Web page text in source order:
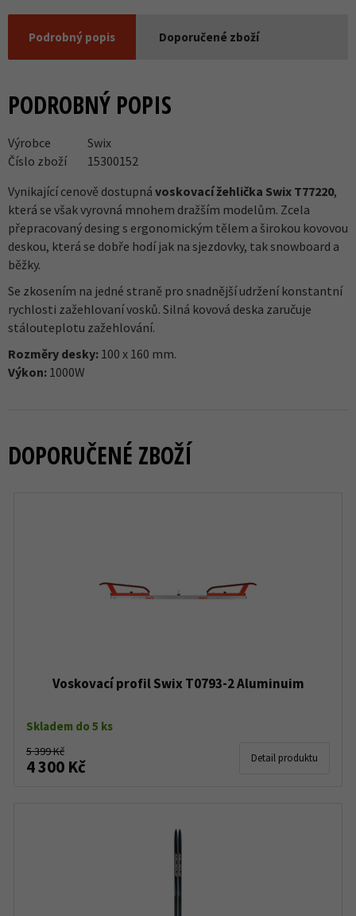
Podrobný popis Doporučené zboží
PODROBNÝ POPIS
Výrobce
Swix
Číslo zboží
15300152
Vynikající cenově dostupná voskovací žehlička Swix T77220,
která se však vyrovná mnohem dražším modelům. Zcela
přepracovaný desing s ergonomickým tělem a širokou kovovou
deskou, která se dobře hodí jak na sjezdovky, tak snowboard a
běžky.
Se zkosením na jedné straně pro snadnější udržení konstantní
rychlosti zažehlovaní vosků. Silná kovová deska zaručuje
stálouteplotu zažehlování.
Rozměry desky: 100 x 160 mm.
Výkon: 1000W
DOPORUČENÉ ZBOŽÍ
Voskovací profil Swix T0793-2 Aluminuim
Skladem do 5 ks
5 399 Kč
4 300 Kč Detail produktu